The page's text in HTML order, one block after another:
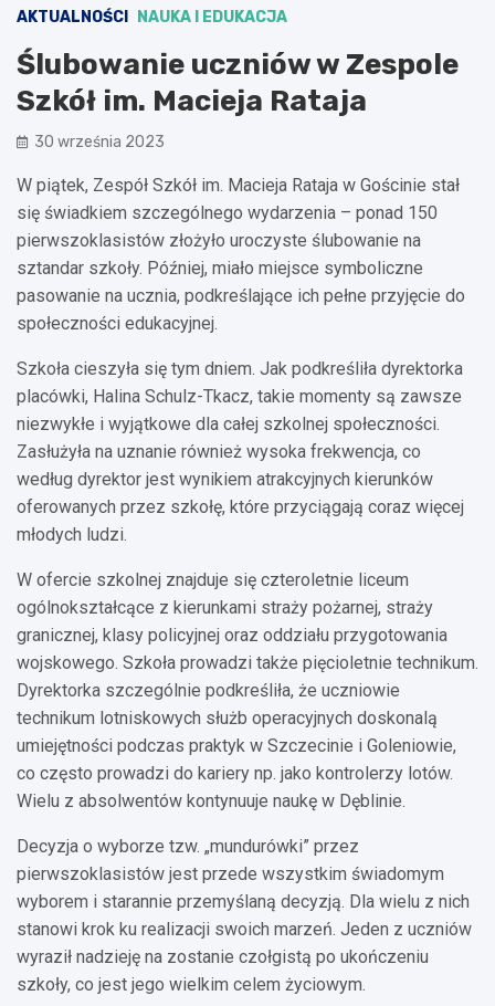
AKTUALNOŚCI NAUKA I EDUKACJA
Ślubowanie uczniów w Zespole
Szkół im. Macieja Rataja
30 września 2023
W piątek, Zespół Szkół im. Macieja Rataja w Gościnie stał
się świadkiem szczególnego wydarzenia – ponad 150
pierwszoklasistów złożyło uroczyste ślubowanie na
sztandar szkoły. Później, miało miejsce symboliczne
pasowanie na ucznia, podkreślające ich pełne przyjęcie do
społeczności edukacyjnej.
Szkoła cieszyła się tym dniem. Jak podkreśliła dyrektorka
placówki, Halina Schulz-Tkacz, takie momenty są zawsze
niezwykłe i wyjątkowe dla całej szkolnej społeczności.
Zasłużyła na uznanie również wysoka frekwencja, co
według dyrektor jest wynikiem atrakcyjnych kierunków
oferowanych przez szkołę, które przyciągają coraz więcej
młodych ludzi.
W ofercie szkolnej znajduje się czteroletnie liceum
ogólnokształcące z kierunkami straży pożarnej, straży
granicznej, klasy policyjnej oraz oddziału przygotowania
wojskowego. Szkoła prowadzi także pięcioletnie technikum.
Dyrektorka szczególnie podkreśliła, że uczniowie
technikum lotniskowych służb operacyjnych doskonalą
umiejętności podczas praktyk w Szczecinie i Goleniowie,
co często prowadzi do kariery np. jako kontrolerzy lotów.
Wielu z absolwentów kontynuuje naukę w Dęblinie.
Decyzja o wyborze tzw. „mundurówki” przez
pierwszoklasistów jest przede wszystkim świadomym
wyborem i starannie przemyślaną decyzją. Dla wielu z nich
stanowi krok ku realizacji swoich marzeń. Jeden z uczniów
wyraził nadzieję na zostanie czołgistą po ukończeniu
szkoły, co jest jego wielkim celem życiowym.